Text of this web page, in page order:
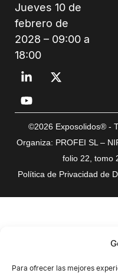
Para ofrecer las mejores
Jueves 10 de
febrero de
2028 – 09:00 a
18:00
©2026 Exposolidos® -
Organiza: PROFEI SL –
folio 22, tomo
Política de Privacidad de